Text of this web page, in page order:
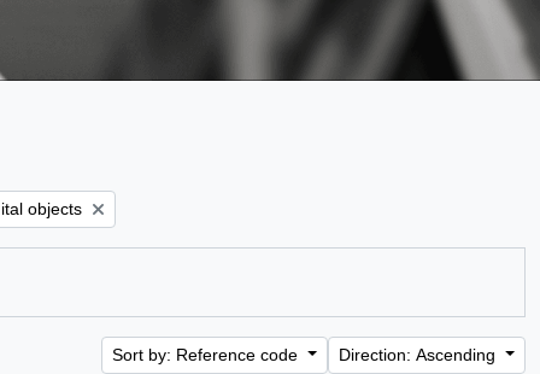
filter:objects
Sort by: Reference code Direction: Ascending